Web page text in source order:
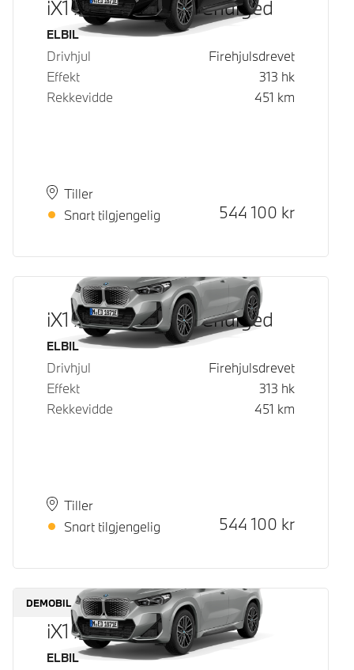
iX1 xDrive30 Fully Charged
Drivstoff
ELBIL
Drivhjul
Firehjulsdrevet
Effekt
313 hk
Rekkevidde
451 km
PlassTiller
Leveringstid
Snart tilgjengelig
Kontantpris
544 100 kr
iX1 xDrive30 Fully Charged
Drivstoff
ELBIL
Drivhjul
Firehjulsdrevet
Effekt
313 hk
Rekkevidde
451 km
PlassTiller
Leveringstid
Snart tilgjengelig
Kontantpris
544 100 kr
DEMOBIL
iX1 xDrive30
Drivstoff
ELBIL